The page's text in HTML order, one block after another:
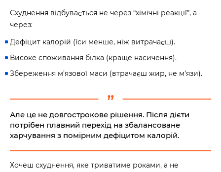
Схуднення відбувається не через “хімічні реакції”, а
через:
Дефіцит калорій (їси менше, ніж витрачаєш).
Високе споживання білка (краще насичення).
Збереження м’язової маси (втрачаєш жир, не м’язи).
Але це не довгострокове рішення. Після дієти
потрібен плавний перехід на збалансоване
харчування з помірним дефіцитом калорій.
Хочеш схуднення, яке триватиме роками, а не